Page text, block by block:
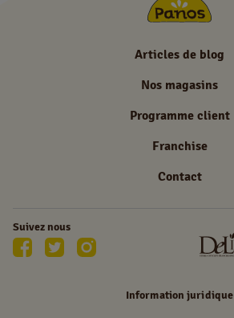
Suivez nous
Articles de blog
Nos magasins
Programme client
Franchise
Contact
Information juridique